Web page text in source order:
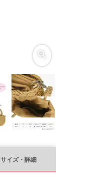
サイズ・詳細